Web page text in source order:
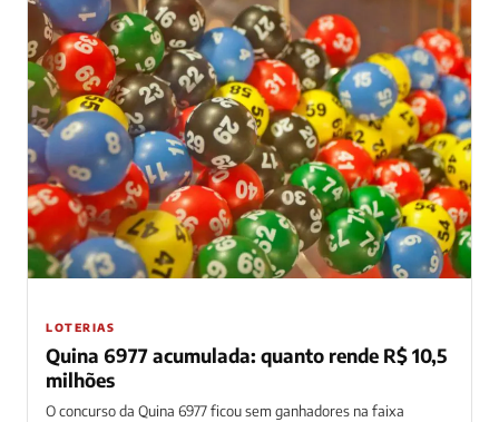
LOTERIAS
Quina 6977 acumulada: quanto rende R$ 10,5
milhões
O concurso da Quina 6977 ficou sem ganhadores na faixa